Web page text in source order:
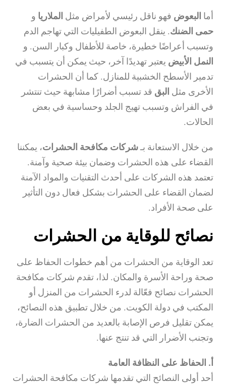
أما البعوض فهو ناقل رئيسي لأمراض مثل الملاريا و
حمى الضنك. ينقل البعوض الطفيليات التي تهاجم الدم
وتسبب أعراضًا خطيرة، خاصة للأطفال وكبار السن. و
النمل الأبيض يعتبر تهديدًا آخر، حيث يمكن أن يتسبب في
تدمير الأسطح الخشبية للمنازل. كما أن الحشرات
الأخرى مثل البق قد تسبب أضرارًا مشابهة حيث تنتشر
في الفراش وتسبب تهيج الجلد وحساسية في بعض
الحالات.
من خلال الاستعانة بـشركات مكافحة الحشرات، يمكننا
القضاء على هذه الحشرات وضمان بيئة صحية وآمنة.
تعتمد هذه الشركات على أحدث التقنيات والمواد الآمنة
لضمان القضاء على الحشرات بشكل فعال دون التأثير
على صحة الأفراد.
نصائح للوقاية من الحشرات
تعد الوقاية من الحشرات من أهم خطوات الحفاظ على
صحة وراحة الأسرة والمكان. لذا، تقدم شركات مكافحة
الحشرات نصائح فعّالة لدرء الحشرات من المنزل أو
المكتب في دولة الكويت. من خلال تطبيق هذه النصائح،
يمكن تقليل فرص الإصابة بالعديد من الحشرات الضارة،
وتجنب الأضرار التي قد تنتج عنها.
أ. الحفاظ على النظافة العامة
أحد أولى النصائح التي تقدمها شركات مكافحة الحشرات